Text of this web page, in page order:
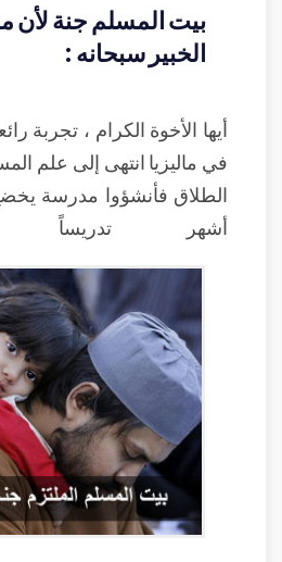
بيت المسلم جنة لأن
الخبير سبحانه :
أيها الأخوة الكرام ، تجربة
في ماليزيا انتهى إلى علم
الطلاق فأنشؤوا مدرسة
أشهر تدريساً